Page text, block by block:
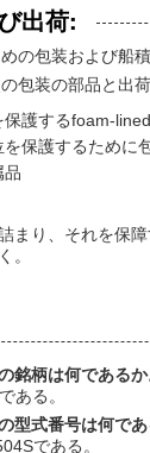
出荷:
の包装および船
包装の部品と出
護するfoam-
保護するために
品
まり、それを保
。
銘柄は何であるか
ある。
型式番号は何であ
である。